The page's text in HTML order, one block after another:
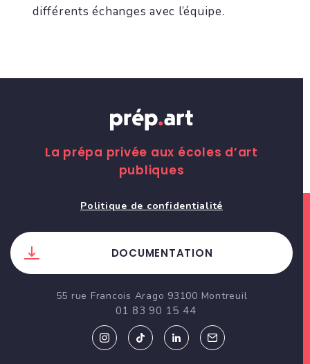
différents échanges avec l’équipe.
La prépa privée aux écoles d’art
publiques
Politique de confidentialité
DOCUMENTATION
55 rue Francois Arago 93100 Montreuil
01 83 90 15 44